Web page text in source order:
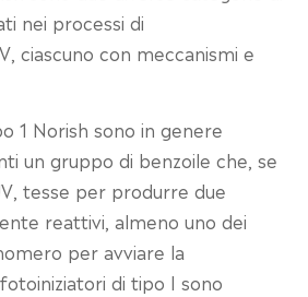
nei processi di
ciascuno con meccanismi e
1 Norish sono in genere
un gruppo di benzoile che, se
tesse per produrre due
reattivi, almeno uno dei
per avviare la
di tipo I sono